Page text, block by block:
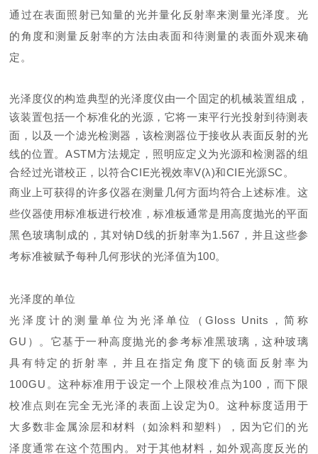
通过在表面照射已知量的光并量化反射率来测量光泽度。光
的角度和测量反射率的方法由表面和待测量的表面外观来确
定。
光泽度仪的构造典型的光泽度仪由一个固定的机械装置组成，
该装置包括一个标准化的光源，它将一束平行光投射到待测表
面，以及一个滤光检测器，该检测器位于接收从表面反射的光
线的位置。ASTM方法规定，照明应定义为光源和检测器的组
合经过光谱校正，以符合CIE光视效率V(λ)和CIE光源SC。
商业上可获得的许多仪器在测量几何方面均符合上述标准。这
些仪器使用标准板进行校准，标准板通常是用高度抛光的平面
黑色玻璃制成的，其对钠D线的折射率为1.567，并且这些参
考标准被赋予每种几何形状的光泽值为100。
光泽度的单位
光泽度计的测量单位为光泽单位（Gloss Units，简称
GU）。它基于一种高度抛光的参考标准黑玻璃，这种玻璃
具有特定的折射率，并且在指定角度下的镜面反射率为
100GU。这种标准用于设定一个上限校准点为100，而下限
校准点则在完全无光泽的表面上设定为0。这种标度适用于
大多数非金属涂层和材料（如涂料和塑料），因为它们的光
泽度通常在这个范围内。对于其他材料，如外观高度反光的